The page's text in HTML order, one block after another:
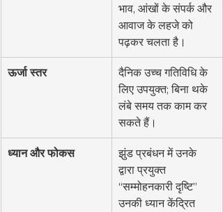
भाव, आंखों के संपर्क और
आवाज के लहजे को
पढ़कर चलता है।
ऊर्जा स्तर
दैनिक उच्च गतिविधि के
लिए उपयुक्त; बिना थके
लंबे समय तक काम कर
सकते हैं।
ध्यान और फोकस
झुंड प्रबंधन में उनके
द्वारा प्रयुक्त
“सम्मोहनकारी दृष्टि”
उनकी ध्यान केंद्रित